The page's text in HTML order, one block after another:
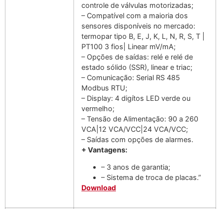
controle de válvulas motorizadas;
– Compatível com a maioria dos
sensores disponíveis no mercado:
termopar tipo B, E, J, K, L, N, R, S, T |
PT100 3 fios| Linear mV/mA;
– Opções de saídas: relé e relé de
estado sólido (SSR), linear e triac;
– Comunicação: Serial RS 485
Modbus RTU;
– Display: 4 digítos LED verde ou
vermelho;
– Tensão de Alimentação: 90 a 260
VCA|12 VCA/VCC|24 VCA/VCC;
– Saídas com opções de alarmes.
+ Vantagens:
– 3 anos de garantia;
– Sistema de troca de placas.”
Download